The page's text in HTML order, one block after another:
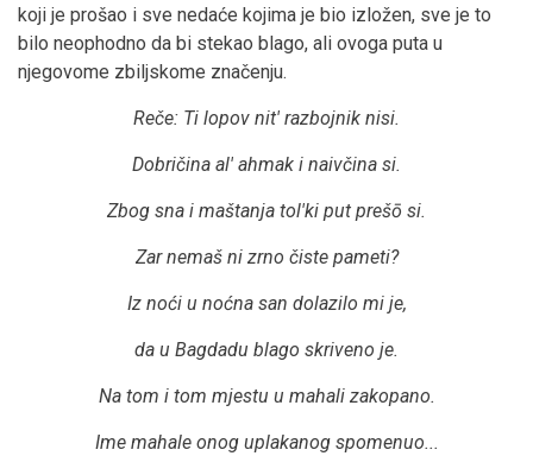
koji je prošao i sve nedaće kojima je bio izložen, sve je to
bilo neophodno da bi stekao blago, ali ovoga puta u
njegovome zbiljskome značenju.
Reče: Ti lopov nit' razbojnik nisi.
Dobričina al' ahmak i naivčina si.
Zbog sna i maštanja tol'ki put prešō si.
Zar nemaš ni zrno čiste pameti?
Iz noći u noćna san dolazilo mi je,
da u Bagdadu blago skriveno je.
Na tom i tom mjestu u mahali zakopano.
Ime mahale onog uplakanog spomenuo...